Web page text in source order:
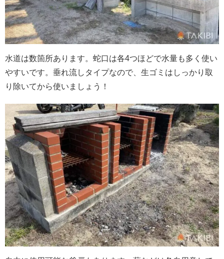
水道は数箇所あります。蛇口は各4つほどで水量も多く使い
やすいです。垂れ流しタイプなので、生ゴミはしっかり取
り除いてから使いましょう！